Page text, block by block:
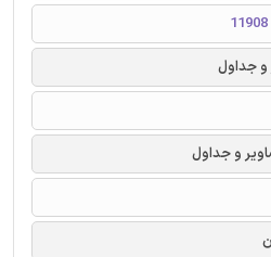
11908
و جداول
و جداول